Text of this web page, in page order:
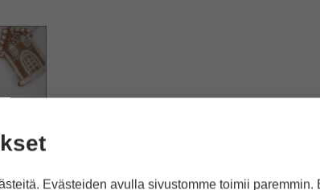
Evästeiden avulla sivustomme toimii paremmin.